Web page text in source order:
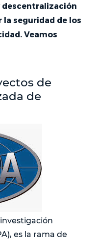
la seguridad de los
Veamos
de
de
es la rama de